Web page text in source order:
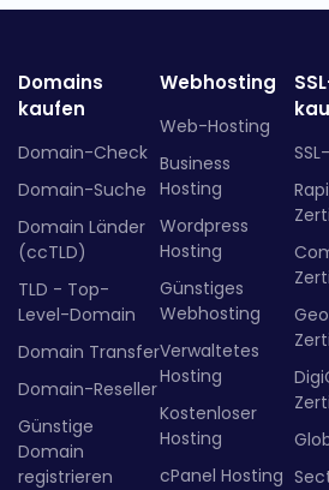
Domains
kaufen
Domain-Check
Domain-Suche
Domain Länder
(ccTLD)
TLD - Top-
Level-Domain
Domain Transfer
Domain-Reseller
Günstige
Domain
registrieren
Webhosting
Web-Hosting
Business
Hosting
Wordpress
Hosting
Günstiges
Webhosting
Verwaltetes
Hosting
Kostenloser
Hosting
cPanel Hosting